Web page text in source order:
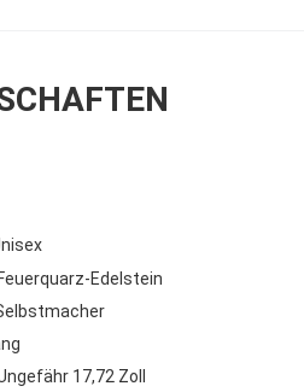
Edelstein
17,72 Zoll